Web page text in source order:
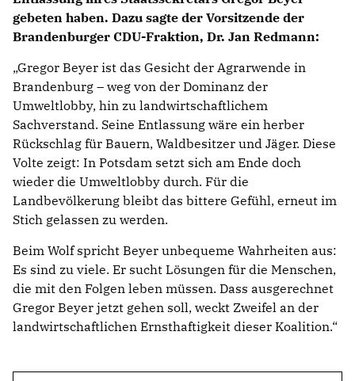
gebeten haben. Dazu sagte der Vorsitzende der
Brandenburger CDU-Fraktion, Dr. Jan Redmann:
Gregor Beyer ist das Gesicht der Agrarwende in
Brandenburg – weg von der Dominanz der
Umweltlobby, hin zu landwirtschaftlichem
Sachverstand. Seine Entlassung wäre ein herber
Rückschlag für Bauern, Waldbesitzer und Jäger. Diese
Volte zeigt: In Potsdam setzt sich am Ende doch
wieder die Umweltlobby durch. Für die
Landbevölkerung bleibt das bittere Gefühl, erneut im
Stich gelassen zu werden.
Beim Wolf spricht Beyer unbequeme Wahrheiten aus:
Es sind zu viele. Er sucht Lösungen für die Menschen,
die mit den Folgen leben müssen. Dass ausgerechnet
Gregor Beyer jetzt gehen soll, weckt Zweifel an der
landwirtschaftlichen Ernsthaftigkeit dieser Koalition.“